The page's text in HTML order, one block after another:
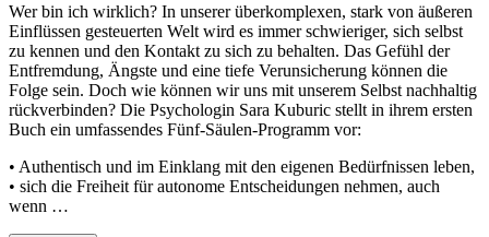
Wer bin ich wirklich? In unserer überkomplexen, stark von äußeren
Einflüssen gesteuerten Welt wird es immer schwieriger, sich selbst
zu kennen und den Kontakt zu sich zu behalten. Das Gefühl der
Entfremdung, Ängste und eine tiefe Verunsicherung können die
Folge sein. Doch wie können wir uns mit unserem Selbst nachhaltig
rückverbinden? Die Psychologin Sara Kuburic stellt in ihrem ersten
Buch ein umfassendes Fünf-Säulen-Programm vor:
• Authentisch und im Einklang mit den eigenen Bedürfnissen leben,
• sich die Freiheit für autonome Entscheidungen nehmen, auch
wenn …